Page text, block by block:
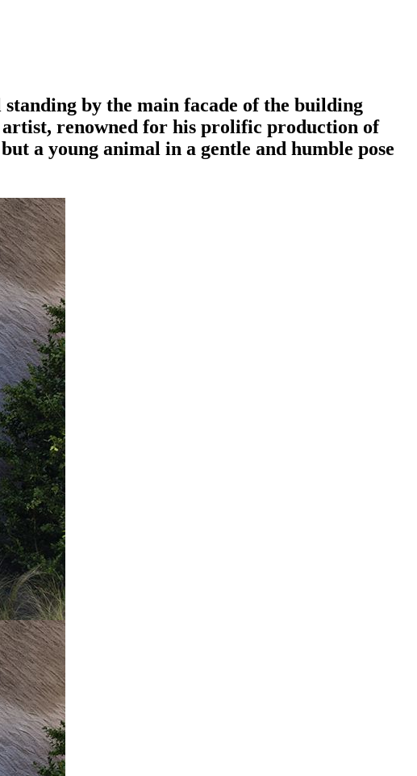
by the main facade of the building
artist, renowned for his prolific production of
a young animal in a gentle and humble pose